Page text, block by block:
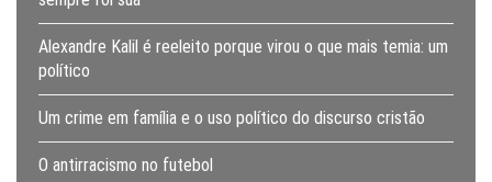
Alexandre Kalil é reeleito porque virou o que mais temia: um
político
Um crime em família e o uso político do discurso cristão
O antirracismo no futebol